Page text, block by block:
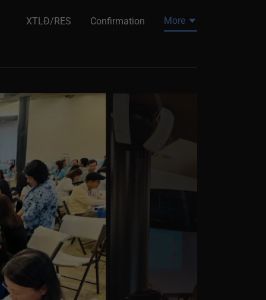
XTLĐ/RES Confirmation More